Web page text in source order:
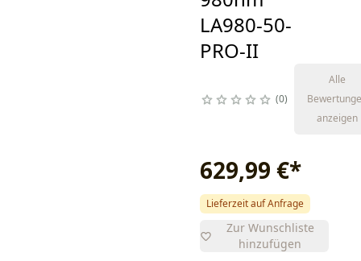
LA980-50-
PRO-II
0
Alle
anzeigen
629,99 €*
Lieferzeit auf Anfrage
Zur Wunschliste
hinzufügen